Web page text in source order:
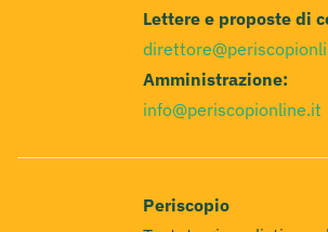
Lettere e proposte di
Amministrazione:
info@periscopionline.it
Periscopio